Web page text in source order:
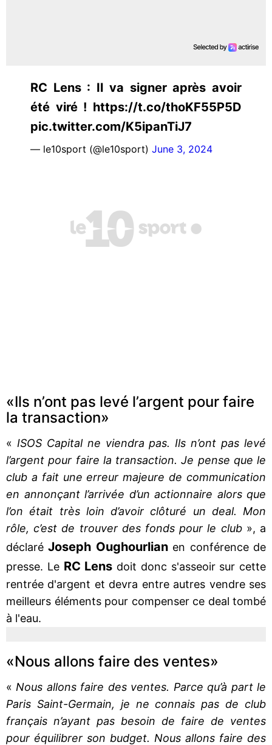
RC Lens : Il va signer après avoir
été viré ! https://t.co/thoKF55P5D
pic.twitter.com/K5ipanTiJ7
— le10sport (@le10sport) June 3, 2024
«Ils n’ont pas levé l’argent pour faire
la transaction»
« ISOS Capital ne viendra pas. Ils n’ont pas levé
l’argent pour faire la transaction. Je pense que le
club a fait une erreur majeure de communication
en annonçant l’arrivée d’un actionnaire alors que
l’on était très loin d’avoir clôturé un deal. Mon
rôle, c’est de trouver des fonds pour le club», a
déclaréJoseph Oughourlianen conférence de
presse. Le RC Lens doit donc s'asseoir sur cette
rentrée d'argent et devra entre autres vendre ses
meilleurs éléments pour compenser ce deal tombé
à l'eau.
«Nous allons faire des ventes»
« Nous allons faire des ventes. Parce qu’à part le
Paris Saint-Germain, je ne connais pas de club
français n’ayant pas besoin de faire de ventes
pour équilibrer son budget. Nous allons faire des